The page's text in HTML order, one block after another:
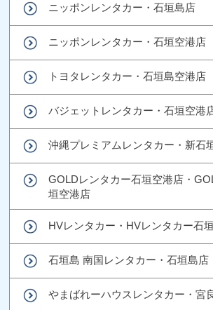
ニッポンレンタカー・石垣島店
ニッポンレンタカー・石垣空港店
トヨタレンタカー・石垣島空港店
バジェットレンタカー・石垣空港
沖縄プレミアムレンタカー・新石
GOLDレンタカー石垣空港店・
垣空港店
HVレンタカー・HVレンタカー石
石垣島 南国レンタカー・石垣島店
やまばれーハウスレンタカー・宮